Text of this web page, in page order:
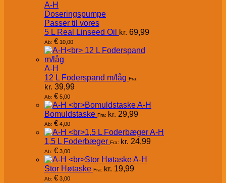
A-H
Doseringspumpe
Passer til vores
5 L Real Linseed Oil kr. 69,99
Ab: € 10,00
A-H
12 L Foderspand m/låg Fra:
kr. 39,99
Ab: € 5,00
A-H
Bomuldstaske Fra: kr. 29,99
Ab: € 4,00
A-H
1,5 L Foderbæger Fra: kr. 24,99
Ab: € 3,00
A-H
Stor Høtaske Fra: kr. 19,99
Ab: € 3,00